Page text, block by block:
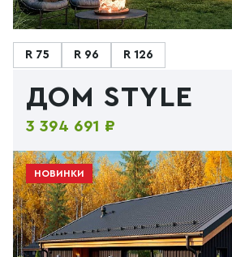
R 75 R 96 R 126
ДОМ STYLE
3 394 691 ₽
НОВИНКИ